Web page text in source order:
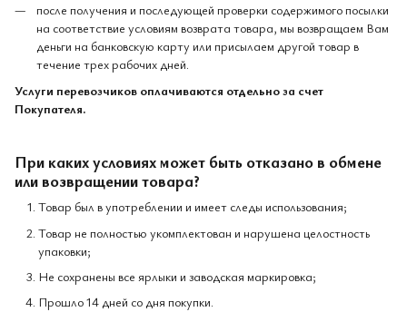
после получения и последующей проверки содержимого посылки
на соответствие условиям возврата товара, мы возвращаем Вам
деньги на банковскую карту или присылаем другой товар в
течение трех рабочих дней.
Услуги перевозчиков оплачиваются отдельно за счет
Покупателя.
При каких условиях может быть отказано в обмене
или возвращении товара?
Товар был в употреблении и имеет следы использования;
Товар не полностью укомплектован и нарушена целостность
упаковки;
Не сохранены все ярлыки и заводская маркировка;
Прошло 14 дней со дня покупки.